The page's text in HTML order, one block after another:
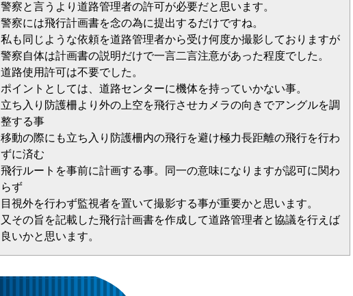
警察と言うより道路管理者の許可が必要だと思います。
警察には飛行計画書を念の為に提出するだけですね。
私も同じような依頼を道路管理者から受け何度か撮影しておりますが
警察自体は計画書の説明だけで一言二言注意があった程度でした。
道路使用許可は不要でした。
ポイントとしては、道路センターに機体を持っていかない事。
立ち入り防護柵より外の上空を飛行させカメラの向きでアングルを調
整する事
移動の際にも立ち入り防護柵内の飛行を避け極力長距離の飛行を行わ
ずに済む
飛行ルートを事前に計画する事。同一の意味になりますが認可に関わ
らず
目視外を行わず監視者を置いて撮影する事が重要かと思います。
又その旨を記載した飛行計画書を作成して道路管理者と協議を行えば
良いかと思います。